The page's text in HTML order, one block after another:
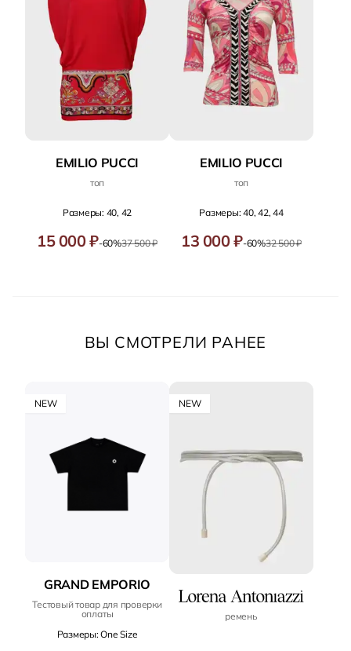
EMILIO PUCCI
топ
Размеры: 40, 42
15 000 ₽-60%37 500 ₽
EMILIO PUCCI
топ
Размеры: 40, 42, 44
13 000 ₽-60%32 500 ₽
ВЫ СМОТРЕЛИ РАНЕЕ
NEW
GRAND EMPORIO
Тестовый товар для проверки
оплаты
Размеры: One Size
NEW
ремень